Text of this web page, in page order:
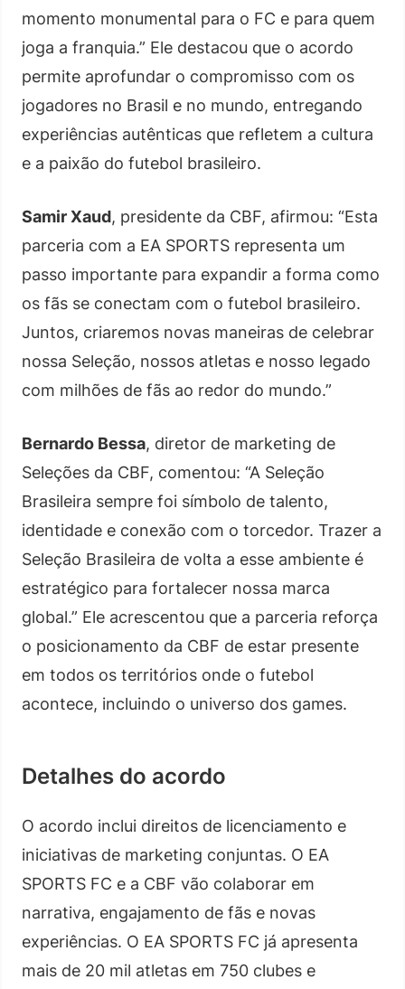
momento monumental para o FC e para quem
joga a franquia.” Ele destacou que o acordo
permite aprofundar o compromisso com os
jogadores no Brasil e no mundo, entregando
experiências autênticas que refletem a cultura
e a paixão do futebol brasileiro.
Samir Xaud, presidente da CBF, afirmou: “Esta
parceria com a EA SPORTS representa um
passo importante para expandir a forma como
os fãs se conectam com o futebol brasileiro.
Juntos, criaremos novas maneiras de celebrar
nossa Seleção, nossos atletas e nosso legado
com milhões de fãs ao redor do mundo.”
Bernardo Bessa, diretor de marketing de
Seleções da CBF, comentou: “A Seleção
Brasileira sempre foi símbolo de talento,
identidade e conexão com o torcedor. Trazer a
Seleção Brasileira de volta a esse ambiente é
estratégico para fortalecer nossa marca
global.” Ele acrescentou que a parceria reforça
o posicionamento da CBF de estar presente
em todos os territórios onde o futebol
acontece, incluindo o universo dos games.
Detalhes do acordo
O acordo inclui direitos de licenciamento e
iniciativas de marketing conjuntas. O EA
SPORTS FC e a CBF vão colaborar em
narrativa, engajamento de fãs e novas
experiências. O EA SPORTS FC já apresenta
mais de 20 mil atletas em 750 clubes e